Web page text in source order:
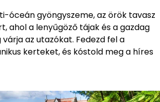
óceán gyöngyszeme, az örök tavasz
ahol a lenyűgöző tájak és a gazdag
az utazókat. Fedezd fel a
kerteket, és kóstold meg a híres